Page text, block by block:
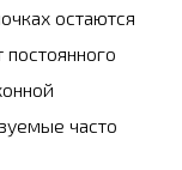
остаются
часто